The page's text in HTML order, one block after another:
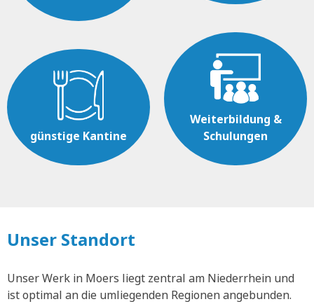
günstige Kantine
Weiterbildung &
Schulungen
Unser Standort
Unser Werk in Moers liegt zentral am Niederrhein und
ist optimal an die umliegenden Regionen angebunden.